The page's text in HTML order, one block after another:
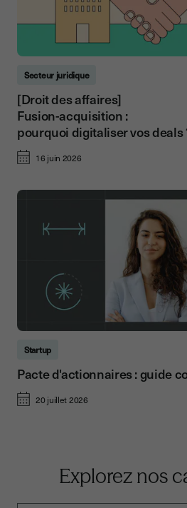
Secteur juridique
[Droit des affaires]
Fusion-acquisition :
pourquoi digitaliser vos deals
16 juin 2026
Startup
Pacte d'actionnaires : guide
20 juillet 2026
Explorez nos